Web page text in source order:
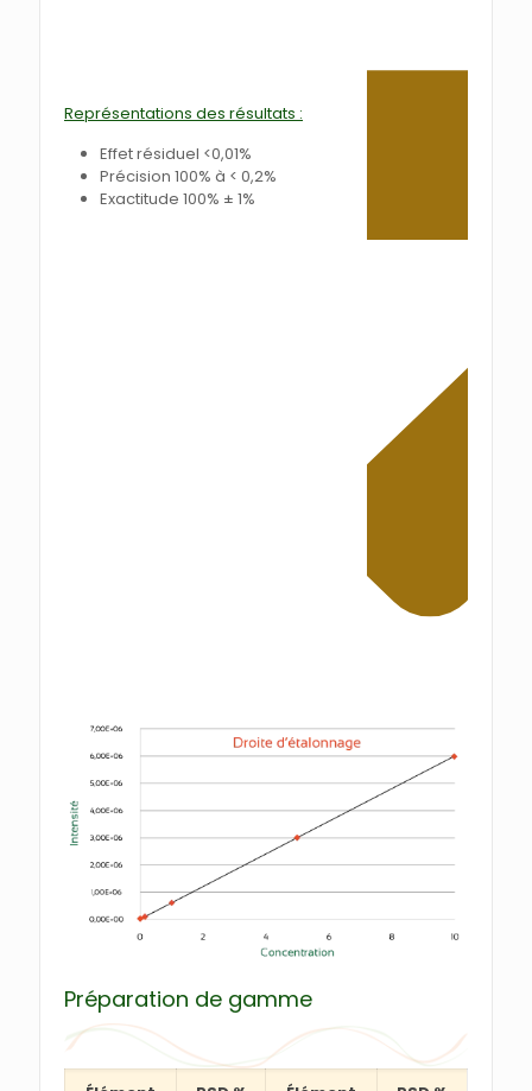
Représentations des résultats :
Effet résiduel <0,01%
Précision 100% à < 0,2%
Exactitude 100% ± 1%
Préparation de gamme